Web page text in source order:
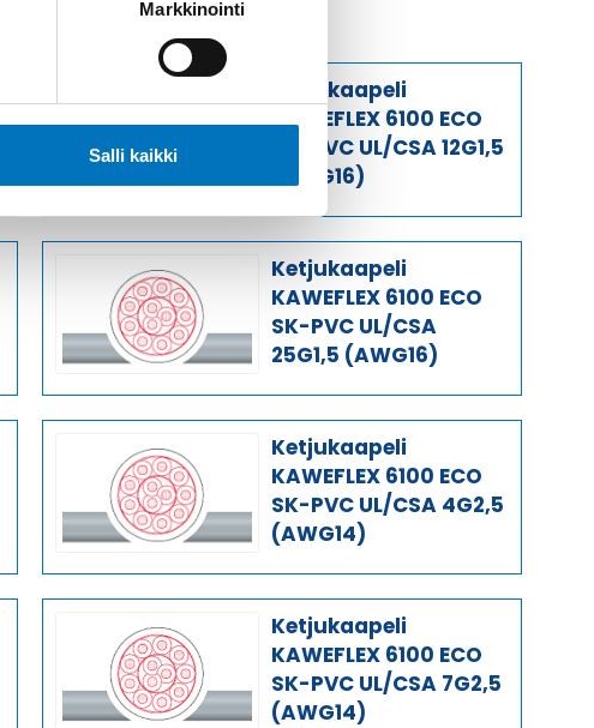
Markkinointi
Salli kaikki
Ketjukaapeli
KAWEFLEX 6100 ECO
SK-PVC UL/CSA 12G1,5
(AWG16)
Ketjukaapeli
KAWEFLEX 6100 ECO
SK-PVC UL/CSA
25G1,5 (AWG16)
Ketjukaapeli
KAWEFLEX 6100 ECO
SK-PVC UL/CSA 4G2,5
(AWG14)
Ketjukaapeli
KAWEFLEX 6100 ECO
SK-PVC UL/CSA 7G2,5
(AWG14)